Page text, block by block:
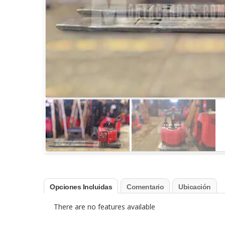
Opciones Incluidas Comentario Ubicación
There are no features available